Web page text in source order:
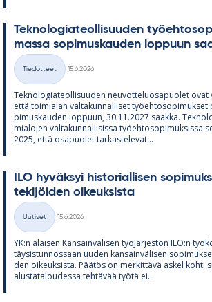
Tek­no­lo­gia­teol­li­suu­den
massa so­pi­mus­kau­den lop­puun
Kategoriat
Tiedotteet
15.6.2026
Tek­no­lo­gia­teol­li­suu­den neu­vot­te­luos­a­puo­let ovat
että toi­mia­lan val­ta­kun­nal­li­set
pi­mus­kau­den lop­puun, 30.11.2027 saakka.
mia­lo­jen val­ta­kun­nal­li­sissa työ­eh­to­so­pi­muk­sissa
2025, että os­a­puo­let tar­kas­te­le­vat...
ILO hy­väk­syi his­to­rial­li­sen
te­ki­jöi­den oi­keuk­sista
Kategoriat
Uutiset
15.6.2026
YK:n alai­sen Kan­sain­vä­li­sen työ­jär­jes­tön ILO:n
täy­sis­tun­nos­saan uu­den kan­sain­vä­li­sen
den oi­keuk­sista. Pää­tös on mer­kit­tävä as­kel kohti
alus­ta­ta­lou­dessa teh­tä­vää työtä ei...